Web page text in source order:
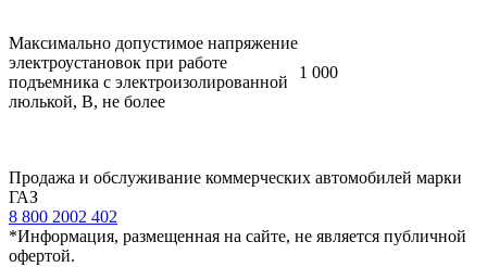
Максимально допустимое напряжение
электроустановок при работе
подъемника с электроизолированной
люлькой, В, не более
1 000
Продажа и обслуживание коммерческих автомобилей марки
ГАЗ
8 800 2002 402
*Информация, размещенная на сайте, не является публичной
офертой.